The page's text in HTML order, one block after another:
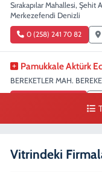
Sırakapılar Mahallesi, Şehit
Merkezefendi Denizli
0 (258) 241 70 82
Pamukkale Aktürk
BEREKETLER MAH.
Vitrindeki